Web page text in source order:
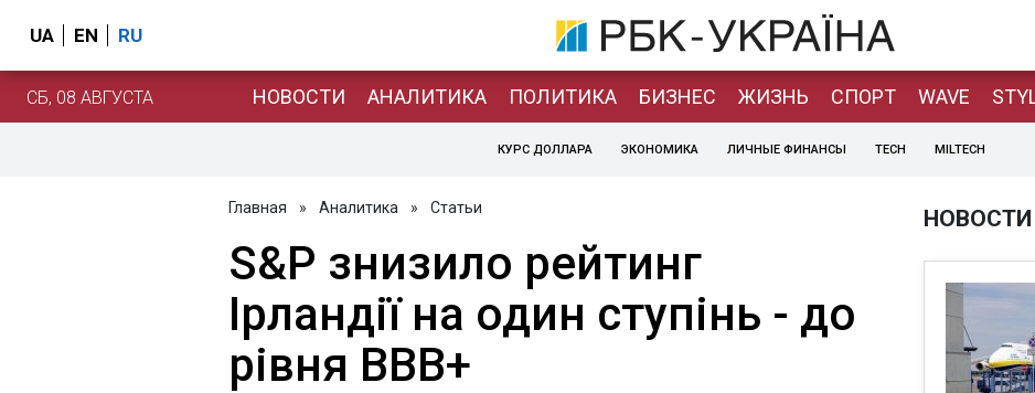
UA EN RU
СБ, 08 АВГУСТА НОВОСТИ АНАЛИТИКА ПОЛИТИКА БИЗНЕС ЖИЗНЬ СПОРТ WAVE
КУРС ДОЛЛАРА ЭКОНОМИКА ЛИЧНЫЕ ФИНАНСЫ TECH MILTECH
Главная » Аналитика » Статьи
S&P знизило рейтинг
Ірландії на один ступінь - до
рівня BBB+
НОВОСТИ